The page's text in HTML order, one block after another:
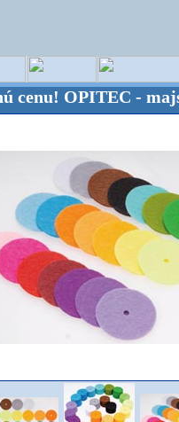
OPITEC - majster